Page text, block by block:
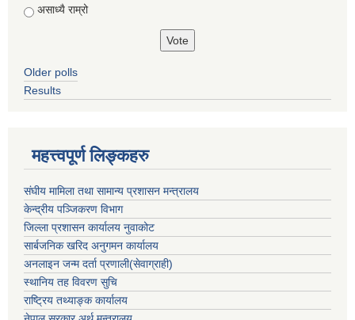
असाध्यै राम्रो
Older polls
Results
महत्त्वपूर्ण लिङ्कहरु
संघीय मामिला तथा सामान्य प्रशासन मन्त्रालय
केन्द्रीय पञ्जिकरण विभाग
जिल्ला प्रशासन कार्यालय नुवाकोट
सार्बजनिक खरिद अनुगमन कार्यालय
अनलाइन जन्म दर्ता प्रणाली(सेवाग्राही)
स्थानिय तह विवरण सुचि
राष्ट्रिय तथ्याङ्क कार्यालय